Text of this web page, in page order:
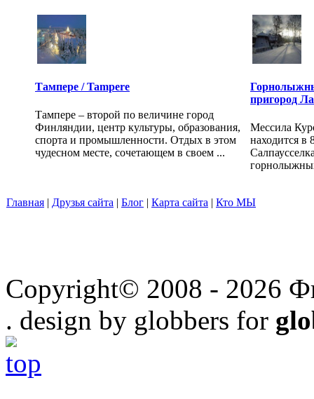
Тампере / Tampere
Тампере – второй по величине город
Финляндии, центр культуры, образования,
спорта и промышленности. Отдых в этом
чудесном месте, сочетающем в своем ...
пригород
Мессила
находится в
Главная | Друзья сайта | Блог | Карта сайта | Кто МЫ
Copyright© 2008 - 2026
. design by globbers for